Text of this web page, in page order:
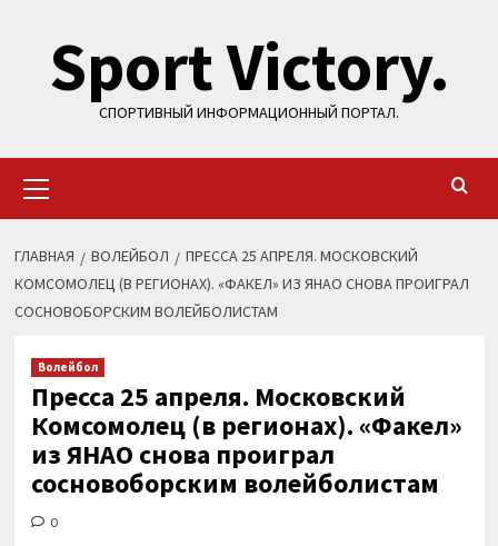
содержимому
Sport Victory.
СПОРТИВНЫЙ ИНФОРМАЦИОННЫЙ ПОРТАЛ.
меню
ГЛАВНАЯ ВОЛЕЙБОЛ
ПРЕССА 25 АПРЕЛЯ. МОСКОВСКИЙ
КОМСОМОЛЕЦ (В РЕГИОНАХ). «ФАКЕЛ» ИЗ ЯНАО СНОВА ПРОИГРАЛ
СОСНОВОБОРСКИМ ВОЛЕЙБОЛИСТАМ
Волейбол
Пресса 25 апреля. Московский
Комсомолец (в регионах). «Факел»
из ЯНАО снова проиграл
сосновоборским волейболистам
0